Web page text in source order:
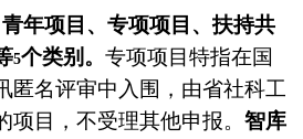
年项目、专项项目、扶持共
5个类别。 专项项目特指在国
匿名评审中入围，由省社科工
目，不受理其他申报。 智库